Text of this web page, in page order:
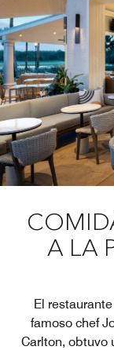
A LA
El
famoso chef
Carlton, obtuvo